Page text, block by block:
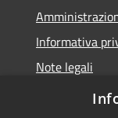
Informativa
Note legali